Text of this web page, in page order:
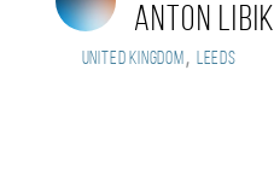
Anton Libik
United Kingdom , Leeds